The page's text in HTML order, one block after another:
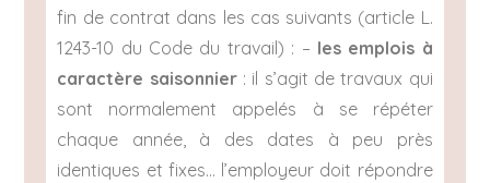
fin de contrat dans les cas suivants (article L.
1243-10 du Code du travail) : – les emplois à
caractère saisonnier: il s’agit de travaux qui
sont normalement appelés à se répéter
chaque année, à des dates à peu près
identiques et fixes… l’employeur doit répondre